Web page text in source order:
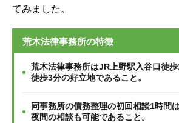
てみました。
荒木法律事務所の特徴
荒木法律事務所はJR上野駅入谷口徒
徒歩3分の好立地であること。
同事務所の債務整理の初回相談1時間
夜間の相談も可能であること。